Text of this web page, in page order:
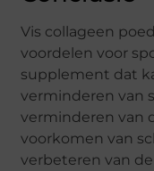
Vis collageen
voordelen voor
supplement dat
verminderen van
verminderen van
voorkomen van
verbeteren van